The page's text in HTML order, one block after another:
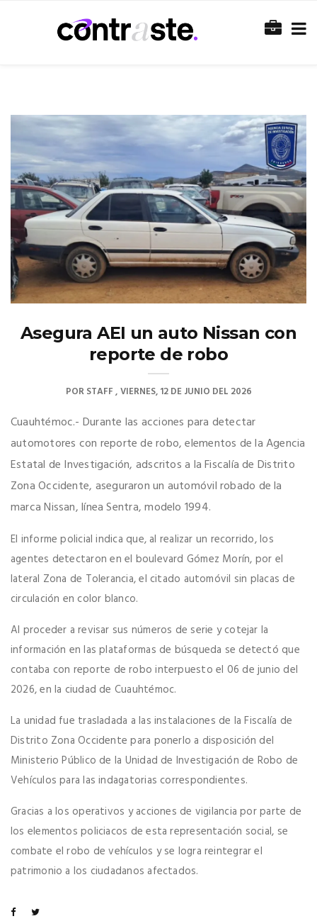
Asegura AEI un auto Nissan con
reporte de robo
PORSTAFF VIERNES, 12 DE JUNIO DEL 2026
Cuauhtémoc.- Durante las acciones para detectar
automotores con reporte de robo, elementos de la Agencia
Estatal de Investigación, adscritos a la Fiscalía de Distrito
Zona Occidente, aseguraron un automóvil robado de la
marca Nissan, línea Sentra, modelo 1994.
El informe policial indica que, al realizar un recorrido, los
agentes detectaron en el boulevard Gómez Morín, por el
lateral Zona de Tolerancia, el citado automóvil sin placas de
circulación en color blanco.
Al proceder a revisar sus números de serie y cotejar la
información en las plataformas de búsqueda se detectó que
contaba con reporte de robo interpuesto el 06 de junio del
2026, en la ciudad de Cuauhtémoc.
La unidad fue trasladada a las instalaciones de la Fiscalía de
Distrito Zona Occidente para ponerlo a disposición del
Ministerio Público de la Unidad de Investigación de Robo de
Vehículos para las indagatorias correspondientes.
Gracias a los operativos y acciones de vigilancia por parte de
los elementos policiacos de esta representación social, se
combate el robo de vehículos y se logra reintegrar el
patrimonio a los ciudadanos afectados.